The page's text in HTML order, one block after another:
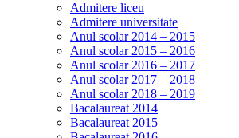
Admitere liceu
Admitere universitate
Anul scolar 2014 – 2015
Anul scolar 2015 – 2016
Anul scolar 2016 – 2017
Anul scolar 2017 – 2018
Anul scolar 2018 – 2019
Bacalaureat 2014
Bacalaureat 2015